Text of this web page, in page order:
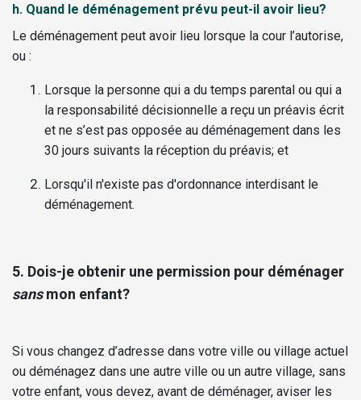
h. Quand le déménagement prévu peut-il avoir lieu?
Le déménagement peut avoir lieu lorsque la cour l’autorise,
ou :
Lorsque la personne qui a du temps parental ou qui a
la responsabilité décisionnelle a reçu un préavis écrit
et ne s’est pas opposée au déménagement dans les
30 jours suivants la réception du préavis; et
Lorsqu'il n'existe pas d'ordonnance interdisant le
déménagement.
5. Dois-je obtenir une permission pour déménager
sansmon enfant?
Si vous changez d’adresse dans votre ville ou village actuel
ou déménagez dans une autre ville ou un autre village, sans
votre enfant, vous devez, avant de déménager, aviser les